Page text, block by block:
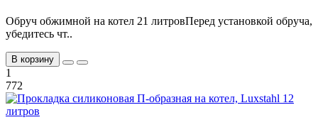
Обруч обжимной на котел 21 литровПеред установкой обруча,
убедитесь чт..
В корзину
1
772